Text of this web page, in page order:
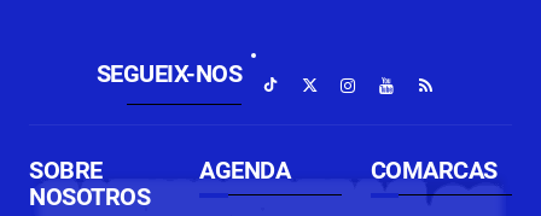
SEGUEIX-NOS
SOBRE
NOSOTROS
AGENDA COMARCAS